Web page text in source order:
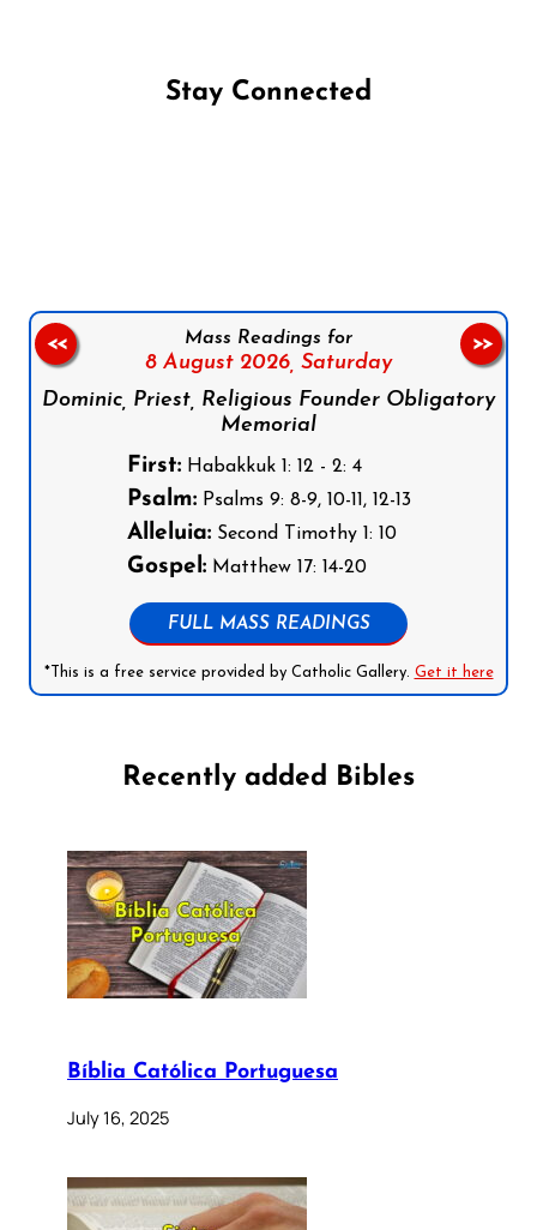
Stay Connected
Mass Readings for
8 August 2026, Saturday
Dominic, Priest, Religious Founder Obligatory
Memorial
First:Habakkuk 1: 12 - 2: 4
Psalm:Psalms 9: 8-9, 10-11, 12-13
Alleluia:Second Timothy 1: 10
Gospel:Matthew 17: 14-20
FULL MASS READINGS
*This is a free service provided by Catholic Gallery. Get it here
<< >>
Recently added Bibles
Bíblia Católica Portuguesa
July 16, 2025